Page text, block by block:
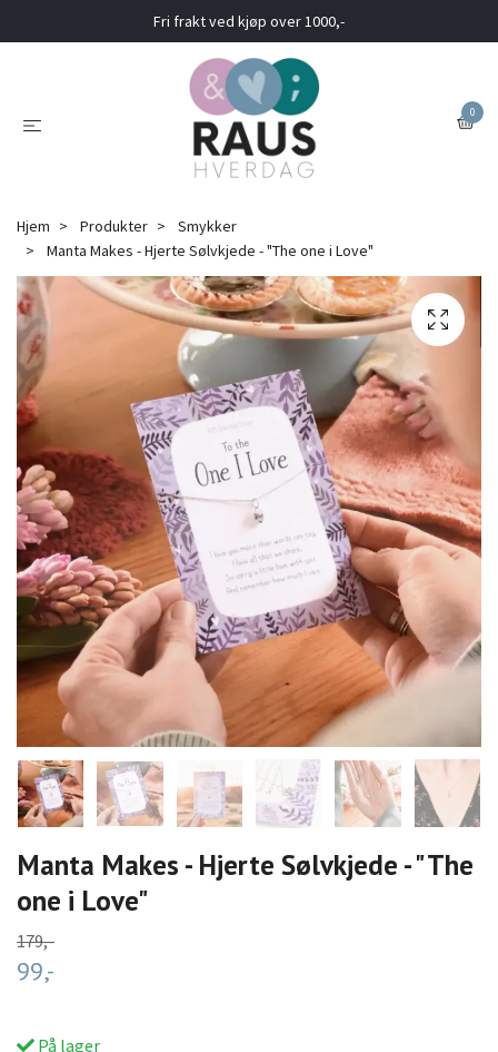
Fri frakt ved kjøp over 1000,-
0
Hjem Produkter
Smykker
Manta Makes - Hjerte Sølvkjede - "The one i Love"
Manta Makes - Hjerte Sølvkjede - "The
one i Love"
179,-
99,-
På lager